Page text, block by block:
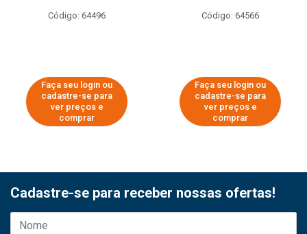
Código: 64496
Faça seu login ou
cadastre-se para
ver preços e
comprar
Código: 64566
Faça seu login ou
cadastre-se para
ver preços e
comprar
Cadastre-se para receber nossas ofertas!